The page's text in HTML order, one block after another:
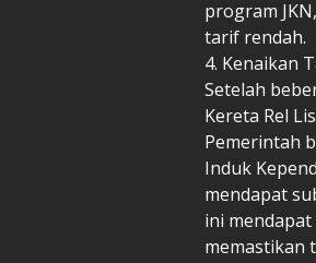
program
tarif rendah.
4. Kenaikan
Setelah
Kereta Rel
Pemerintah
Induk
mendapat
ini
memastikan